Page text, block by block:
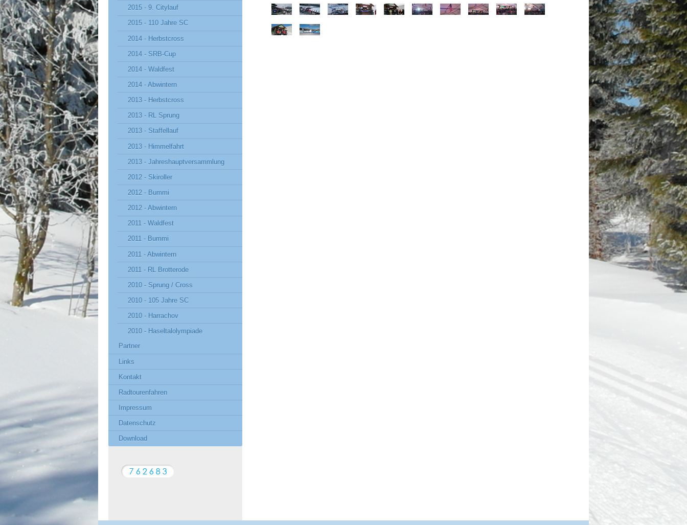
2015 - 9. Citylauf
2015 - 110 Jahre SC
2014 - Herbstcross
2014 - SRB-Cup
2014 - Waldfest
2014 - Abwintern
2013 - Herbstcross
2013 - RL Sprung
2013 - Staffellauf
2013 - Himmelfahrt
2013 - Jahreshauptversammlung
2012 - Skiroller
2012 - Bummi
2012 - Abwintern
2011 - Waldfest
2011 - Bummi
2011 - Abwintern
2011 - RL Brotterode
2010 - Sprung / Cross
2010 - 105 Jahre SC
2010 - Harrachov
2010 - Haseltalolympiade
Partner
Links
Kontakt
Radtourenfahren
Impressum
Datenschutz
Download